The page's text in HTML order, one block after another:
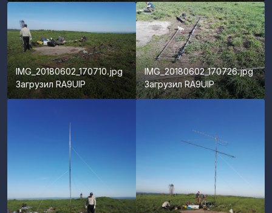
IMG_20180602_170710.jpg
ЗагрузилRA9UIP
IMG_20180602_170726.jpg
ЗагрузилRA9UIP